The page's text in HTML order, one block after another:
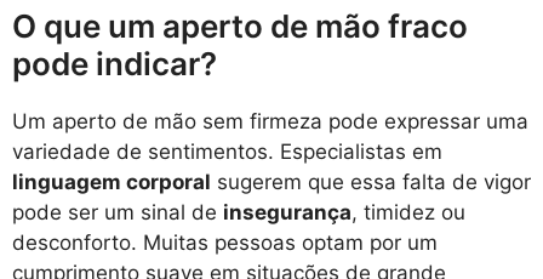
O que um aperto de mão fraco
pode indicar?
Um aperto de mão sem firmeza pode expressar uma
variedade de sentimentos. Especialistas em
linguagem corporal sugerem que essa falta de vigor
pode ser um sinal de insegurança, timidez ou
desconforto. Muitas pessoas optam por um
cumprimento suave em situações de grande